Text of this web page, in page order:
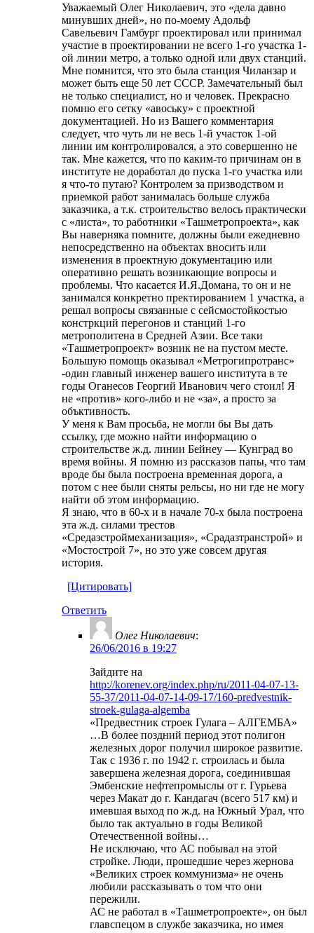
Уважаемый Олег Николаевич, это «дела давно
минувших дней», но по-моему Адольф
Савельевич Гамбург проектировал или принимал
участие в проектировании не всего 1-го участка 1-
ой линии метро, а только одной или двух станций.
Мне помнится, что это была станция Чиланзар и
может быть еще 50 лет СССР. Замечательный был
не только специалист, но и человек. Прекрасно
помню его сетку «авоську» с проектной
документацией. Но из Вашего комментария
следует, что чуть ли не весь 1-й участок 1-ой
линии им контролировался, а это совершенно не
так. Мне кажется, что по каким-то причинам он в
институте не доработал до пуска 1-го участка или
я что-то путаю? Контролем за призводством и
приемкой работ занималась больше служба
заказчика, а т.к. строительство велось практически
с «листа», то работники «Ташметропроекта», как
Вы наверняка помните, должны были ежедневно
непосредственно на объектах вносить или
изменения в проектную документацию или
оперативно решать возникающие вопросы и
проблемы. Что касается И.Я.Домана, то он и не
занимался конкретно пректированием 1 участка, а
решал вопросы связанные с сейсмостойкостью
констркций перегонов и станций 1-го
метрополитена в Средней Азии. Все таки
«Ташметропроект» возник не на пустом месте.
Большую помощь оказывал «Метрогипротранс»
-один главный инженер вашего института в те
годы Оганесов Георгий Иванович чего стоил! Я
не «против» кого-либо и не «за», а просто за
объктивность.
У меня к Вам просьба, не могли бы Вы дать
ссылку, где можно найти информацию о
строительстве ж.д. линии Бейнеу — Кунград во
время войны. Я помню из рассказов папы, что там
вроде бы была построена временная дорога, а
потом с нее были сняты рельсы, но ни где не могу
найти об этом информацию.
Я знаю, что в 60-х и в начале 70-х была построена
эта ж.д. силами трестов
«Средазстроймеханизация», «Срадазтранстрой» и
«Мостострой 7», но это уже совсем другая
история.
[Цитировать]
Ответить
Олег Николаевич:
26/06/2016 в 19:27
Зайдите на
http://korenev.org/index.php/ru/2011-04-07-13-
55-37/2011-04-07-14-09-17/160-predvestnik-
stroek-gulaga-algemba
«Предвестник строек Гулага – АЛГЕМБА»
…В более поздний период этот полигон
железных дорог получил широкое развитие.
Так с 1936 г. по 1942 г. строилась и была
завершена железная дорога, соединившая
Эмбенские нефтепромыслы от г. Гурьева
через Макат до г. Кандагач (всего 517 км) и
имевшая выход по ж.д. на Южный Урал, что
было так актуально в годы Великой
Отечественной войны…
Не исключаю, что АС побывал на этой
стройке. Люди, прошедшие через жернова
«Великих строек коммунизма» не очень
любили рассказывать о том что они
пережили.
АС не работал в «Ташметропроекте», он был
главспецом в службе заказчика, но имея